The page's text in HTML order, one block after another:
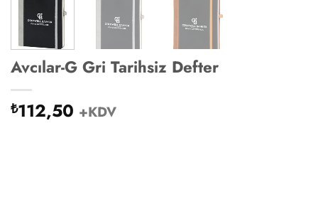
Avcılar-G Gri Tarihsiz Defter
₺112,50 +KDV